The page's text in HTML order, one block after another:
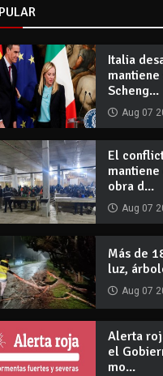
Italia
Scheng...
Aug 07
El
obra d...
Aug 07
Más de
luz,
Aug 07
Alerta
el
mo...